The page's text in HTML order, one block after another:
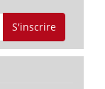
S'inscrire